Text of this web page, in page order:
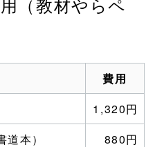
費用
1,320円
本）
880円